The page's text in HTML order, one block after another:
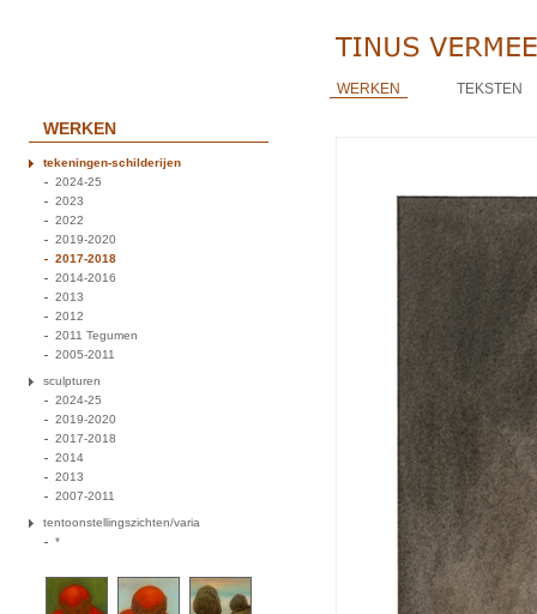
WERKEN TEKSTEN
WERKEN
tekeningen-schilderijen
2024-25
2023
2022
2019-2020
2017-2018
2014-2016
2013
2012
2011 Tegumen
2005-2011
sculpturen
2024-25
2019-2020
2017-2018
2014
2013
2007-2011
tentoonstellingszichten/varia
*